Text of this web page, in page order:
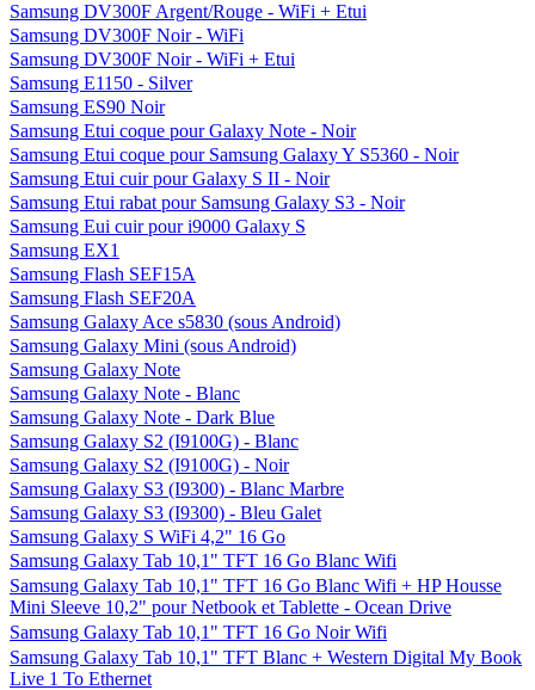
Samsung DV300F Argent/Rouge - WiFi + Etui
Samsung DV300F Noir - WiFi
Samsung DV300F Noir - WiFi + Etui
Samsung E1150 - Silver
Samsung ES90 Noir
Samsung Etui coque pour Galaxy Note - Noir
Samsung Etui coque pour Samsung Galaxy Y S5360 - Noir
Samsung Etui cuir pour Galaxy S II - Noir
Samsung Etui rabat pour Samsung Galaxy S3 - Noir
Samsung Eui cuir pour i9000 Galaxy S
Samsung EX1
Samsung Flash SEF15A
Samsung Flash SEF20A
Samsung Galaxy Ace s5830 (sous Android)
Samsung Galaxy Mini (sous Android)
Samsung Galaxy Note
Samsung Galaxy Note - Blanc
Samsung Galaxy Note - Dark Blue
Samsung Galaxy S2 (I9100G) - Blanc
Samsung Galaxy S2 (I9100G) - Noir
Samsung Galaxy S3 (I9300) - Blanc Marbre
Samsung Galaxy S3 (I9300) - Bleu Galet
Samsung Galaxy S WiFi 4,2" 16 Go
Samsung Galaxy Tab 10,1" TFT 16 Go Blanc Wifi
Samsung Galaxy Tab 10,1" TFT 16 Go Blanc Wifi + HP Housse
Mini Sleeve 10,2" pour Netbook et Tablette - Ocean Drive
Samsung Galaxy Tab 10,1" TFT 16 Go Noir Wifi
Samsung Galaxy Tab 10,1" TFT Blanc + Western Digital My Book
Live 1 To Ethernet